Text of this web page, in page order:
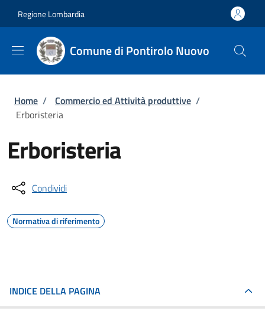
Regione Lombardia
Comune di Pontirolo Nuovo
Briciole di pane
Home / Commercio ed Attività produttive /
Erboristeria
Erboristeria
Condividi
Normativa di riferimento
INDICE DELLA PAGINA